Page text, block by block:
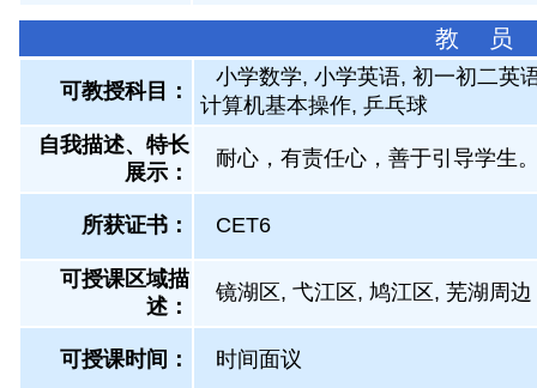
教 员
可教授科目：
小学数学, 小学英语, 初一初二英
计算机基本操作, 乒乓球
自我描述、特长
展示 ：
耐心，有责任心，善于引导学生
所获证书 ： CET6
可授课区域描
述：
镜湖区, 弋江区, 鸠江区, 芜湖周边
可授课时间： 时间面议